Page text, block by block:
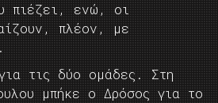
πιέζει, ενώ, οι
πλέον, με
τις δύο ομάδες. Στη
μπήκε ο Δρόσος για το